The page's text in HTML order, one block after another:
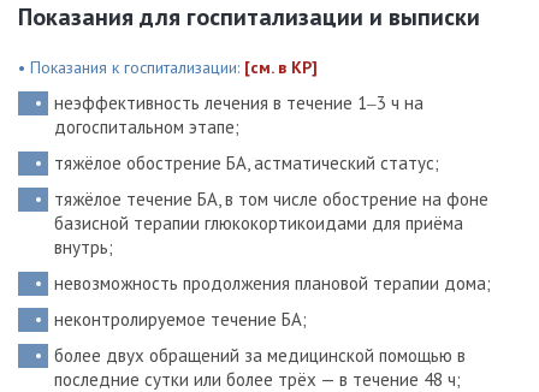
Показания для госпитализации и выписки
• Показания к госпитализации: [см. в КР]
неэффективность лечения в течение 1‒3 ч на
догоспитальном этапе;
тяжёлое обострение БА, астматический статус;
тяжёлое течение БА, в том числе обострение на фоне
базисной терапии глюкокортикоидами для приёма
внутрь;
невозможность продолжения плановой терапии дома;
неконтролируемое течение БА;
более двух обращений за медицинской помощью в
последние сутки или более трёх — в течение 48 ч;